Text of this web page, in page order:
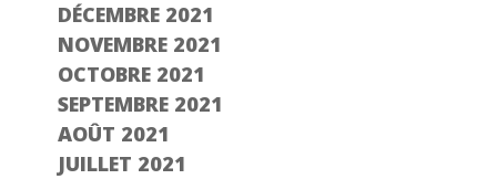
DÉCEMBRE 2021
NOVEMBRE 2021
OCTOBRE 2021
SEPTEMBRE 2021
AOÛT 2021
JUILLET 2021